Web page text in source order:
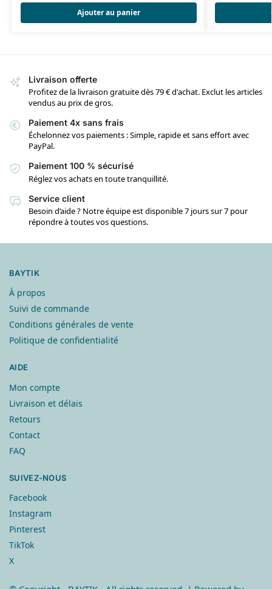
Ajouter au panier
Livraison offerte
Profitez de la livraison gratuite dès 79 € d'achat. Exclut les articles
vendus au prix de gros.
Paiement 4x sans frais
Échelonnez vos paiements : Simple, rapide et sans effort avec
PayPal.
Paiement 100 % sécurisé
Réglez vos achats en toute tranquillité.
Service client
Besoin d’aide ? Notre équipe est disponible 7 jours sur 7 pour
répondre à toutes vos questions.
BAYTIK
À propos
Suivi de commande
Conditions générales de vente
Politique de confidentialité
AIDE
Mon compte
Livraison et délais
Retours
Contact
FAQ
SUIVEZ-NOUS
Facebook
Instagram
Pinterest
TikTok
X